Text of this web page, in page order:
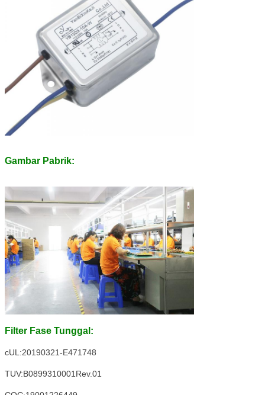
Gambar Pabrik:
Filter Fase Tunggal:
cUL:20190321-E471748
TUV:B0899310001Rev.01